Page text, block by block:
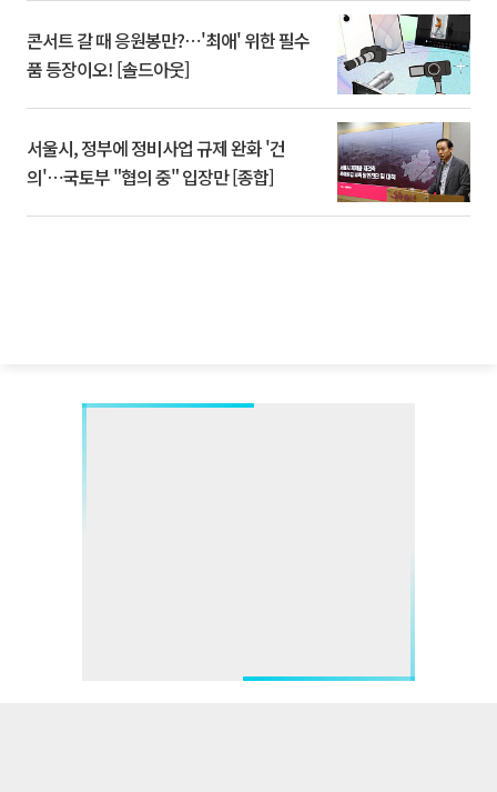
콘서트 갈 때 응원봉만?⋯'최애' 위한 필수
품 등장이오! [솔드아웃]
서울시, 정부에 정비사업 규제 완화 '건
의'⋯국토부 "협의 중" 입장만 [종합]